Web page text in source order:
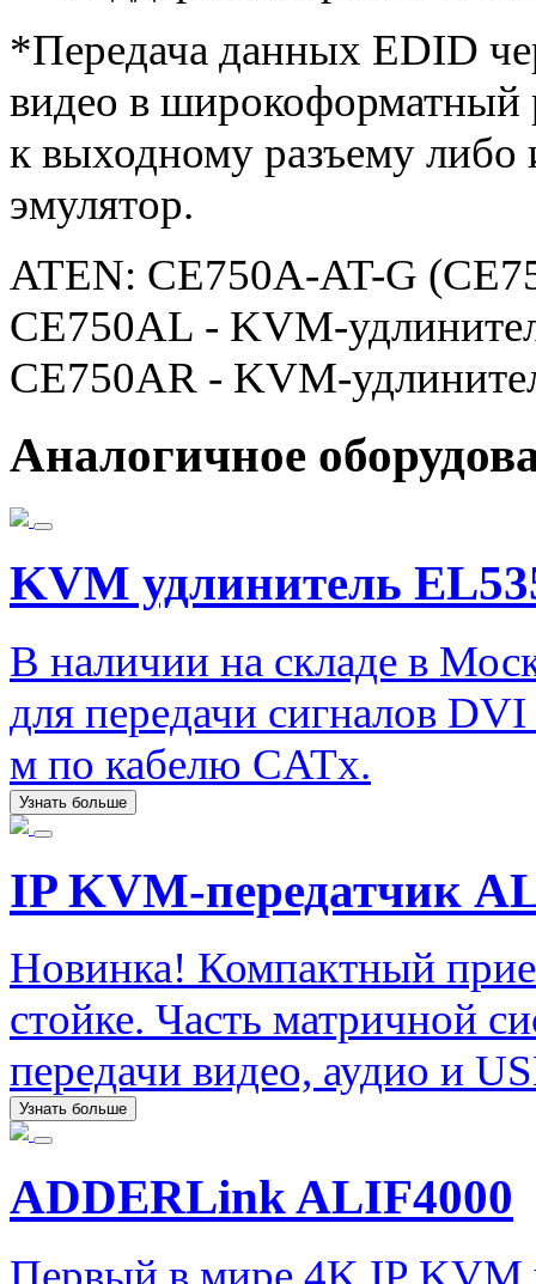
*Передача данных EDID
видео в
к выходному разъему либо
эмулятор.
ATEN: CE750A-AT-G
CE750AL - KVM-
CE750AR - KVM-
Аналогичное
KVM удлинитель
В наличии на складе в
для передачи сигналов
м по кабелю CATx.
Узнать больше
IP KVM-передатчик
Новинка! Компактный
стойке. Часть матричной
передачи видео, аудио и
Узнать больше
ADDERLink ALIF4000